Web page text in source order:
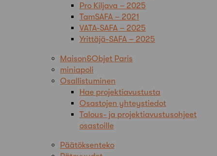
Pro Kiljava – 2025
TamSAFA – 2021
VATA-SAFA – 2025
Yrittäjä-SAFA – 2025
Maison&Objet Paris
miniapoli
Osallistuminen
Hae projektiavustusta
Osastojen yhteystiedot
Talous- ja projektiavustusohjeet
osastoille
Päätöksenteko